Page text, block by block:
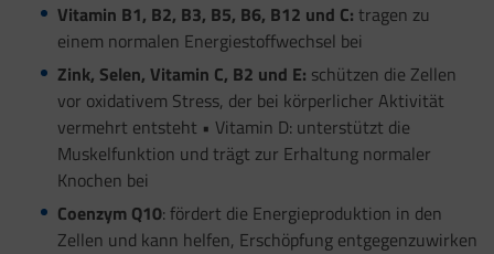
Vitamin B1, B2, B3, B5, B6, B12 und C: tragen zu
einem normalen Energiestoffwechsel bei
Zink, Selen, Vitamin C, B2 und E: schützen die Zellen
vor oxidativem Stress, der bei körperlicher Aktivität
vermehrt entsteht • Vitamin D: unterstützt die
Muskelfunktion und trägt zur Erhaltung normaler
Knochen bei
Coenzym Q10: fördert die Energieproduktion in den
Zellen und kann helfen, Erschöpfung entgegenzuwirken